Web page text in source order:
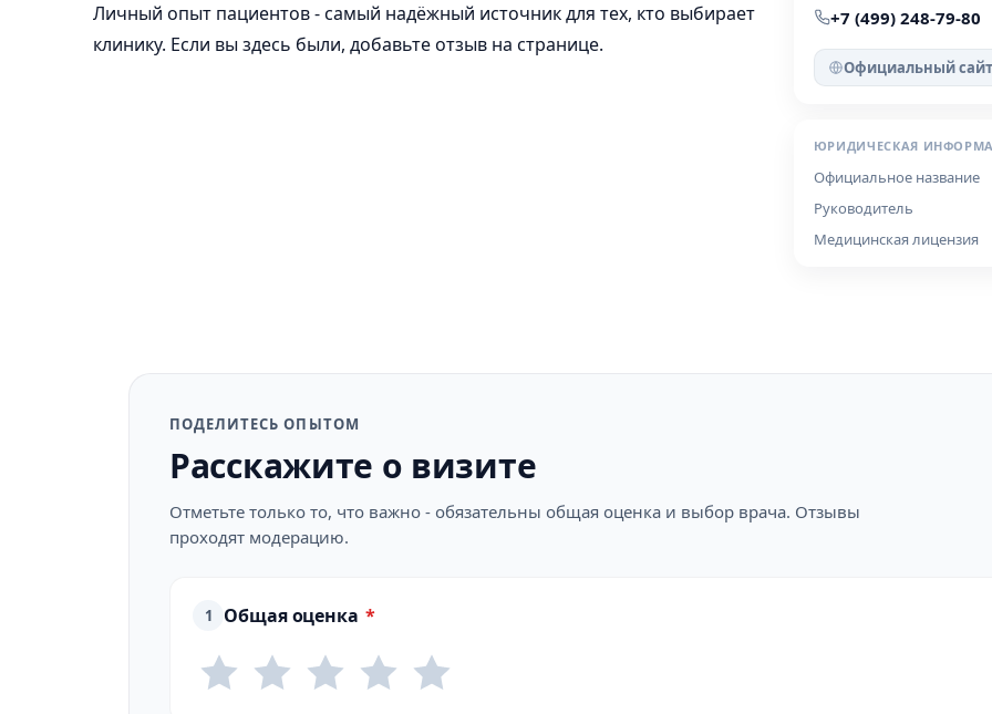
Личный опыт пациентов - самый надёжный источник для тех, кто выбирает
клинику. Если вы здесь были, добавьте отзыв на странице.
+7 (499) 248-79-80
Официальный сайт
ЮРИДИЧЕСКАЯ
Официальное название
Руководитель
Медицинская лицензия
ПОДЕЛИТЕСЬ ОПЫТОМ
Расскажите о визите
Отметьте только то, что важно - обязательны общая оценка и выбор врача. Отзывы
проходят модерацию.
1 Общая оценка *